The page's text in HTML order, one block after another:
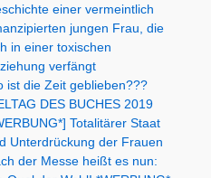
einer vermeintlich
jungen Frau, die
in einer toxischen
verfängt
ist die Zeit geblieben???
DES BUCHES 2019
Totalitärer Staat
Unterdrückung der Frauen
der Messe heißt es nun: